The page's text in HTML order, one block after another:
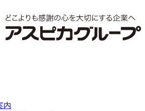
内